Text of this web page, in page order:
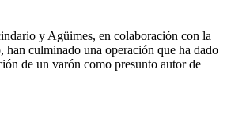
y Agüimes, en colaboración con la
culminado una operación que ha dado
de un varón como presunto autor de